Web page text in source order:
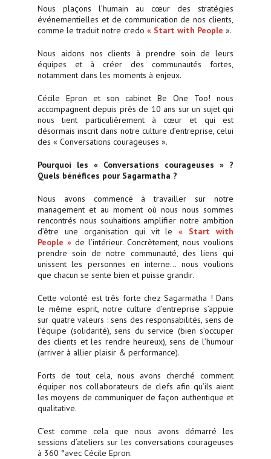
Nous plaçons l’humain au cœur des stratégies
événementielles et de communication de nos clients,
comme le traduit notre credo « Start with People ».
Nous aidons nos clients à prendre soin de leurs
équipes et à créer des communautés fortes,
notamment dans les moments à enjeux.
Cécile Epron et son cabinet Be One Too! nous
accompagnent depuis près de 10 ans sur un sujet qui
nous tient particulièrement à cœur et qui est
désormais inscrit dans notre culture d’entreprise, celui
des « Conversations courageuses ».
Pourquoi les « Conversations courageuses » ?
Quels bénéfices pour Sagarmatha ?
Nous avons commencé à travailler sur notre
management et au moment où nous nous sommes
rencontrés nous souhaitions amplifier notre ambition
d’être une organisation qui vit le« Start with
People » de l’intérieur. Concrètement, nous voulions
prendre soin de notre communauté, des liens qui
unissent les personnes en interne… nous voulions
que chacun se sente bien et puisse grandir.
Cette volonté est très forte chez Sagarmatha ! Dans
le même esprit, notre culture d’entreprise s’appuie
sur quatre valeurs : sens des responsabilités, sens de
l’équipe (solidarité), sens du service (bien s’occuper
des clients et les rendre heureux), sens de l’humour
(arriver à allier plaisir & performance).
Forts de tout cela, nous avons cherché comment
équiper nos collaborateurs de clefs afin qu’ils aient
les moyens de communiquer de façon authentique et
qualitative.
C’est comme cela que nous avons démarré les
sessions d’ateliers sur les conversations courageuses
à 360 °avec Cécile Epron.